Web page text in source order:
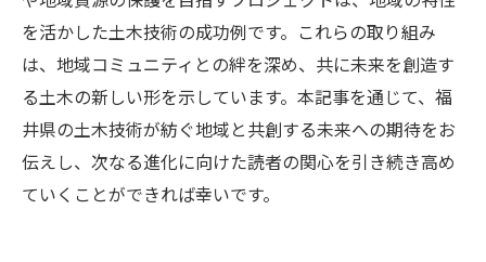
を活かした土木技術の成功例です。これらの取り組み
は、地域コミュニティとの絆を深め、共に未来を創造す
る土木の新しい形を示しています。本記事を通じて、福
井県の土木技術が紡ぐ地域と共創する未来への期待をお
伝えし、次なる進化に向けた読者の関心を引き続き高め
ていくことができれば幸いです。